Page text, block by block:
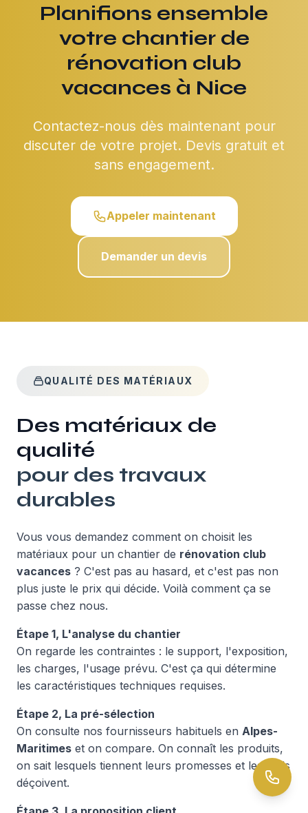
Planifions ensemble
votre chantier de
rénovation club
vacances à Nice
Contactez-nous dès maintenant pour
discuter de votre projet. Devis gratuit et
sans engagement.
Appeler maintenant
Demander un devis
QUALITÉ DES MATÉRIAUX
Des matériaux de
qualité
pour des travaux
durables
Vous vous demandez comment on choisit les
matériaux pour un chantier de rénovation club
vacances ? C'est pas au hasard, et c'est pas non
plus juste le prix qui décide. Voilà comment ça se
passe chez nous.
Étape 1, L'analyse du chantier
On regarde les contraintes : le support, l'exposition,
les charges, l'usage prévu. C'est ça qui détermine
les caractéristiques techniques requises.
Étape 2, La pré-sélection
On consulte nos fournisseurs habituels en Alpes-
Maritimes et on compare. On connaît les produits,
on sait lesquels tiennent leurs promesses et lesquels
déçoivent.